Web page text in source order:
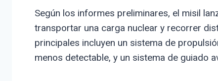
Según los informes preliminares, el misil
transportar una carga nuclear y recorrer
principales incluyen un sistema de
menos detectable, y un sistema de guiado